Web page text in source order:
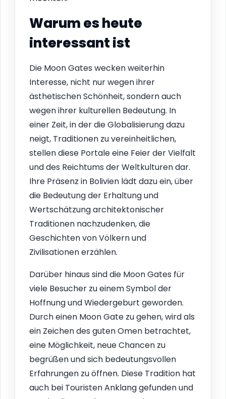
Warum es heute
interessant ist
Die Moon Gates wecken weiterhin
Interesse, nicht nur wegen ihrer
ästhetischen Schönheit, sondern auch
wegen ihrer kulturellen Bedeutung. In
einer Zeit, in der die Globalisierung dazu
neigt, Traditionen zu vereinheitlichen,
stellen diese Portale eine Feier der Vielfalt
und des Reichtums der Weltkulturen dar.
Ihre Präsenz in Bolivien lädt dazu ein, über
die Bedeutung der Erhaltung und
Wertschätzung architektonischer
Traditionen nachzudenken, die
Geschichten von Völkern und
Zivilisationen erzählen.
Darüber hinaus sind die Moon Gates für
viele Besucher zu einem Symbol der
Hoffnung und Wiedergeburt geworden.
Durch einen Moon Gate zu gehen, wird als
ein Zeichen des guten Omen betrachtet,
eine Möglichkeit, neue Chancen zu
begrüßen und sich bedeutungsvollen
Erfahrungen zu öffnen. Diese Tradition hat
auch bei Touristen Anklang gefunden und